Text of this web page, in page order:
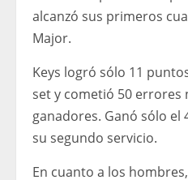
alcanzó sus primeros
Major.
Keys logró sólo 11
set y cometió 50 errores
ganadores. Ganó sólo el
su segundo servicio.
En cuanto a los